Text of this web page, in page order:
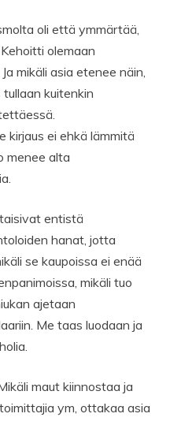
oli että ymmärtää,
olemaan
mikäli asia etenee näin,
kuitenkin
kirjaus ei ehkä lämmitä
menee alta
entistä
hanat, jotta
se kaupoissa ei enää
mikäli tuo
ajetaan
Me taas luodaan ja
maut kiinnostaa ja
ym, ottakaa asia